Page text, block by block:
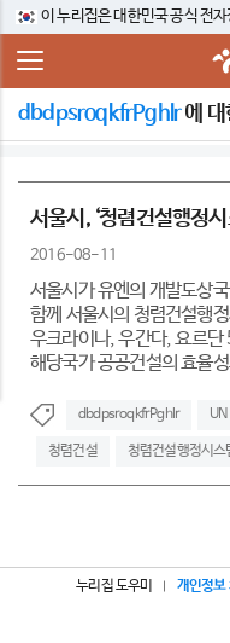
이 누리집은 대한민국 공식 전
dbdpsroqkfrPghlr에 대
서울시, ‘청렴건설행정
2016-08-11
서울시가 유엔의 개발도상
함께 서울시의 청렴건설행
우크라이나, 우간다, 요르
해당국가 공공건설의 효율
dbdpsroqkfrPghlr
청렴건설 청렴건설행정시스
누리집 도우미 개인정보